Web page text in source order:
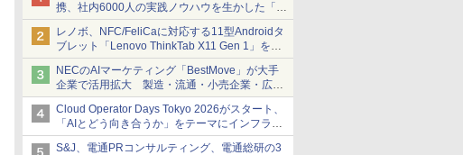
携、社内6000人の実践ノウハウを生かした「AI
商談記録 for RICOH」を展開へ
レノボ、NFC/FeliCaに対応する11型Androidタ
ブレット「Lenovo ThinkTab X11 Gen 1」を発
売
NECのAIマーケティング「BestMove」が大手
企業で活用拡大 製造・流通・小売企業・広告
代理店などが実装フェーズへ
Cloud Operator Days Tokyo 2026がスタート、
「AIとどう向き合うか」をテーマにインフラ運
用の知見を集約
S&J、電通PRコンサルティング、電通総研の3